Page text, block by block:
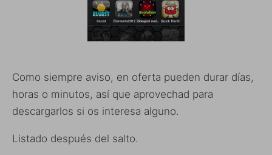
Como siempre aviso, en oferta pueden durar días,
horas o minutos, así que aprovechad para
descargarlos si os interesa alguno.
Listado después del salto.